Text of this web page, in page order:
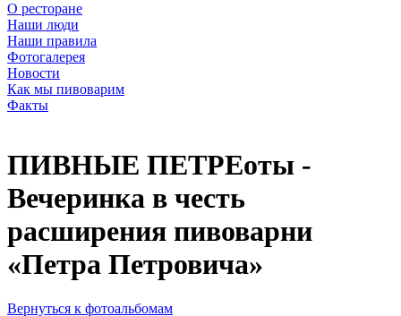
О ресторане
Наши люди
Наши правила
Фотогалерея
Новости
Как мы пивоварим
Факты
ПИВНЫЕ ПЕТРЕоты -
Вечеринка в честь
расширения пивоварни
«Петра Петровича»
Вернуться к фотоальбомам